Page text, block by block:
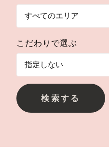
こだわりで選ぶ